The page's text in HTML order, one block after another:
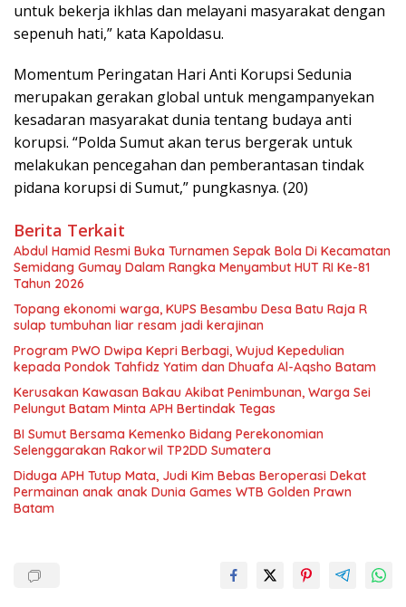
untuk bekerja ikhlas dan melayani masyarakat dengan
sepenuh hati,” kata Kapoldasu.
Momentum Peringatan Hari Anti Korupsi Sedunia
merupakan gerakan global untuk mengampanyekan
kesadaran masyarakat dunia tentang budaya anti
korupsi. “Polda Sumut akan terus bergerak untuk
melakukan pencegahan dan pemberantasan tindak
pidana korupsi di Sumut,” pungkasnya. (20)
Berita Terkait
Abdul Hamid Resmi Buka Turnamen Sepak Bola Di Kecamatan
Semidang Gumay Dalam Rangka Menyambut HUT RI Ke-81
Tahun 2026
Topang ekonomi warga, KUPS Besambu Desa Batu Raja R
sulap tumbuhan liar resam jadi kerajinan
Program PWO Dwipa Kepri Berbagi, Wujud Kepedulian
kepada Pondok Tahfidz Yatim dan Dhuafa Al-Aqsho Batam
Kerusakan Kawasan Bakau Akibat Penimbunan, Warga Sei
Pelungut Batam Minta APH Bertindak Tegas
BI Sumut Bersama Kemenko Bidang Perekonomian
Selenggarakan Rakorwil TP2DD Sumatera
Diduga APH Tutup Mata, Judi Kim Bebas Beroperasi Dekat
Permainan anak anak Dunia Games WTB Golden Prawn
Batam